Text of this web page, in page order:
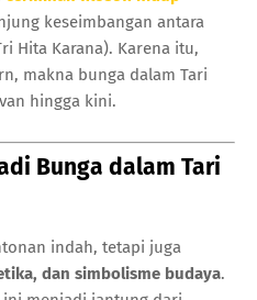
keseimbangan antara
Hita Karana). Karena itu,
makna bunga dalam Tari
hingga kini.
Bunga dalam Tari
indah, tetapi juga
dan simbolisme budaya.